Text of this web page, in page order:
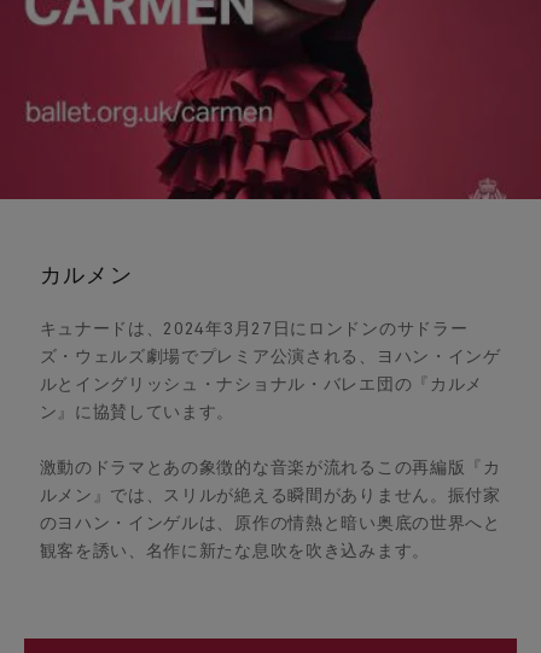
カルメン
キュナードは、2024年3月27日にロンドンのサドラー
ズ・ウェルズ劇場でプレミア公演される、ヨハン・インゲ
ルとイングリッシュ・ナショナル・バレエ団の 『カルメ
ン』に協賛しています。
激動のドラマとあの象徴的な音楽が流れるこの再編版
『カ
ルメン』では、スリルが絶える瞬間がありません。振付家
のヨハン・インゲルは、原作の情熱と暗い奥底の世界へと
観客を誘い、名作に新たな息吹を吹き込みます。